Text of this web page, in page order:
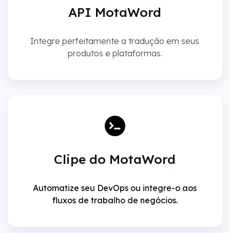
API MotaWord
Integre perfeitamente a tradução em seus
produtos e plataformas.
Clipe do MotaWord
Automatize seu DevOps ou integre-o aos
fluxos de trabalho de negócios.